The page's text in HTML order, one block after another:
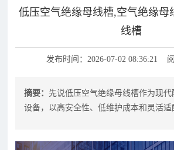
低压空气绝缘母线槽,空气绝缘母
线槽
发布时间：2026-07-02 08:36:21
摘要：先说低压空气绝缘母线槽作为现
设备，以高安全性、低维护成本和灵活